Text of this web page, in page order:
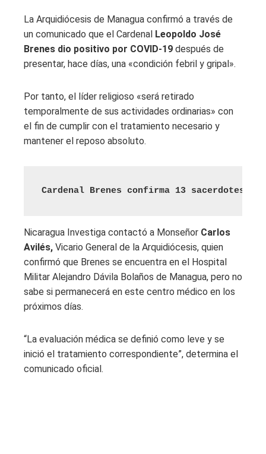
La Arquidiócesis de Managua confirmó a través de
un comunicado que el Cardenal Leopoldo José
Brenes dio positivo por COVID-19 después de
presentar, hace días, una «condición febril y gripal».
Por tanto, el líder religioso «será retirado
temporalmente de sus actividades ordinarias» con
el fin de cumplir con el tratamiento necesario y
mantener el reposo absoluto.
Cardenal Brenes confirma 13 sacerdotes
Nicaragua Investiga contactó a Monseñor Carlos
Avilés, Vicario General de la Arquidiócesis, quien
confirmó que Brenes se encuentra en el Hospital
Militar Alejandro Dávila Bolaños de Managua, pero no
sabe si permanecerá en este centro médico en los
próximos días.
“La evaluación médica se definió como leve y se
inició el tratamiento correspondiente”, determina el
comunicado oficial.